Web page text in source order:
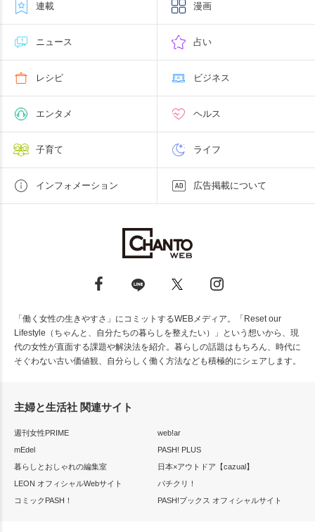
連載 漫画
ニュース 占い
レシピ ビジネス
エンタメ ヘルス
子育て ライフ
インフォメーション 広告掲載について
「働く女性の生きやすさ」にコミットするWEBメディア。「Reset our
Lifestyle（ちゃんと、自分たちの暮らしを整えたい）」という想いから、現
代の女性が直面する課題や解決法を紹介。暮らしの話題はもちろん、時代に
そぐわない古い価値観、自分らしく働く方法なども積極的にシェアします。
主婦と生活社 関連サイト
週刊女性PRIME
web!ar
mEdel
PASH! PLUS
暮らしとおしゃれの編集室
日本×アウトドア【cazual】
LEON オフィシャルWebサイト
パチクリ！
コミックPASH！
PASH!ブックス オフィシャルサイト